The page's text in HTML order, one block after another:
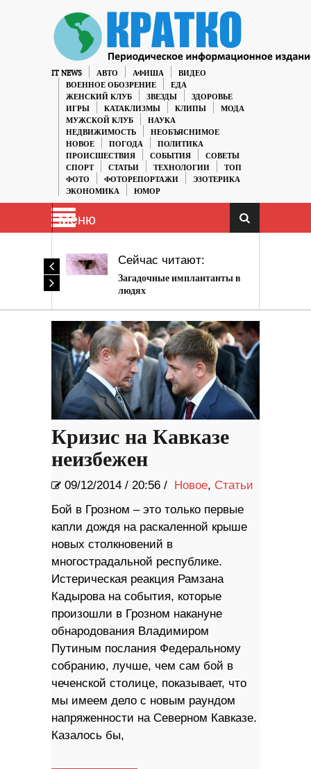
IT NEWS АВТО АФИША
ВИДЕО
ВОЕННОЕ ОБОЗРЕНИЕ
ЕДА
ЖЕНСКИЙ КЛУБ
ЗВЕЗДЫ
ЗДОРОВЬЕ
ИГРЫ
КАТАКЛИЗМЫ КЛИПЫ
МОДА
МУЖСКОЙ КЛУБ
НАУКА
НЕДВИЖИМОСТЬ
НЕОБЪЯСНИМОЕ
НОВОЕ
ПОГОДА
ПОЛИТИКА
ПРОИСШЕСТВИЯ
СОБЫТИЯ
СОВЕТЫ
СПОРТ
СТАТЬИ ТЕХНОЛОГИИ
ТОП
ФОТО
ФОТОРЕПОРТАЖИ
ЭЗОТЕРИКА
ЭКОНОМИКА
ЮМОР
Меню
Сейчас читают:
Загадочные имплантанты в
людях
Кризис на Кавказе
неизбежен
09/12/2014 / 20:56 / Новое, Статьи
Бой в Грозном – это только первые
капли дождя на раскаленной крыше
новых столкновений в
многострадальной республике.
Истерическая реакция Рамзана
Кадырова на события, которые
произошли в Грозном накануне
обнародования Владимиром
Путиным послания Федеральному
собранию, лучше, чем сам бой в
чеченской столице, показывает, что
мы имеем дело с новым раундом
напряженности на Северном Кавказе.
Казалось бы,